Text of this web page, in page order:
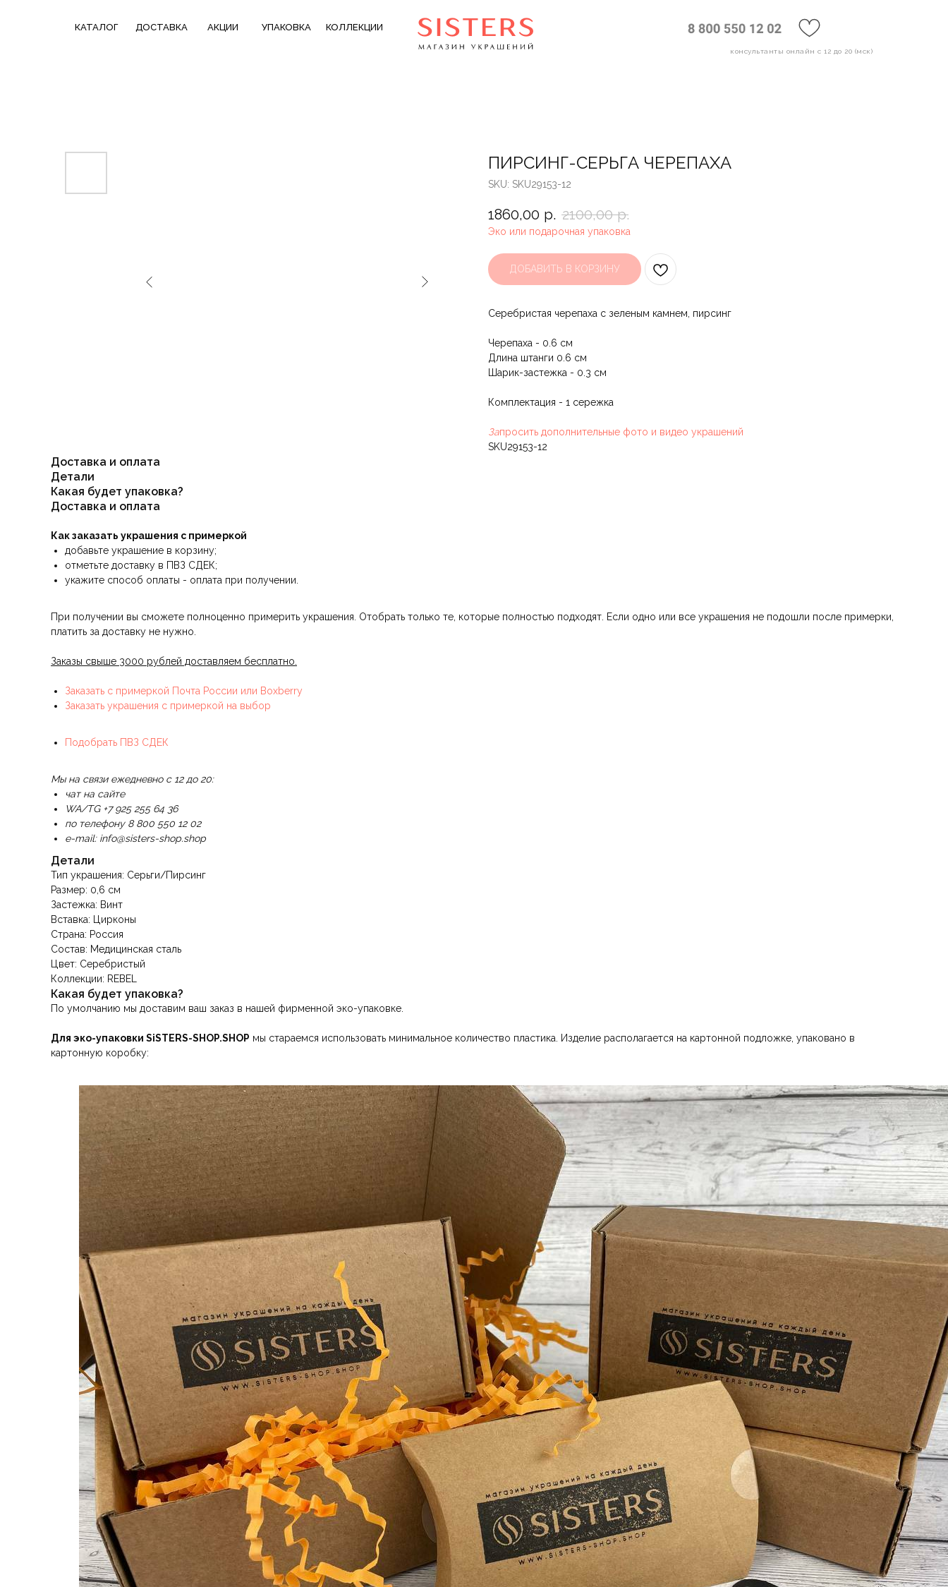
КАТАЛОГ УПАКОВКА КОЛЛЕКЦИИ
ДОСТАВКА
консультанты онлайн с 12 до 20 (мск)
АКЦИИ
ПИРСИНГ-СЕРЬГА ЧЕРЕПАХА
SKU: SKU29153-12
1860,00 р. 2100,00 р.
Эко или подарочная упаковка
ДОБАВИТЬ В КОРЗИНУ
Серебристая черепаха с зеленым камнем, пирсинг
Черепаха - 0.6 см
Длина штанги 0.6 см
Шарик-застежка - 0.3 см
Комплектация - 1 сережка
Запросить дополнительные фото и видео украшений
SKU29153-12
Доставка и оплата
Детали
Какая будет упаковка?
Доставка и оплата
Как заказать украшения с примеркой
добавьте украшение в корзину;
отметьте доставку в ПВЗ СДЕК;
укажите способ оплаты - оплата при получении.
При получении вы сможете полноценно примерить украшения. Отобрать только те, которые полностью подходят. Если одно или все украшения не подошли после примерки,
платить за доставку не нужно.
Заказы свыше 3000 рублей доставляем бесплатно.
Заказать с примеркой Почта России или Boxberry
Заказать украшения с примеркой на выбор
Подобрать ПВЗ СДЕК
Мы на связи ежедневно с 12 до 20:
чат на сайте
WA/TG +7 925 255 64 36
по телефону 8 800 550 12 02
e-mail: info@sisters-shop.shop
Детали
Тип украшения: Серьги/Пирсинг
Размер: 0,6 см
Застежка: Винт
Вставка: Цирконы
Страна: Россия
Состав: Медицинская сталь
Цвет: Серебристый
Коллекции: REBEL
Какая будет упаковка?
По умолчанию мы доставим ваш заказ в нашей фирменной эко-упаковке.
Для эко-упаковки SiSTERS-SHOP.SHOP мы стараемся использовать минимальное количество пластика. Изделие располагается на картонной подложке, упаковано в
картонную коробку: